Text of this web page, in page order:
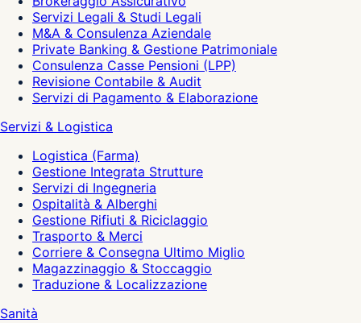
Servizi Legali & Studi Legali
M&A & Consulenza Aziendale
Private Banking & Gestione Patrimoniale
Consulenza Casse Pensioni (LPP)
Revisione Contabile & Audit
Servizi di Pagamento & Elaborazione
Servizi & Logistica
Logistica (Farma)
Gestione Integrata Strutture
Servizi di Ingegneria
Ospitalità & Alberghi
Gestione Rifiuti & Riciclaggio
Trasporto & Merci
Corriere & Consegna Ultimo Miglio
Magazzinaggio & Stoccaggio
Traduzione & Localizzazione
Sanità